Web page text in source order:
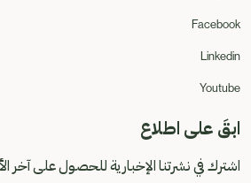
Facebook
Linkedin
Youtube
ابقَ على اطلاع
اشترك في نشرتنا الإخبارية للحصول على آخر